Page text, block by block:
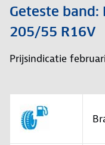
Geteste band:
205/55 R16V
Prijsindicatie